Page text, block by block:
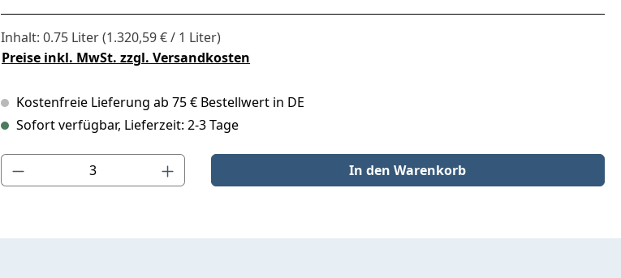
Inhalt: 0.75 Liter(1.320,59 € / 1 Liter)
Preise inkl. MwSt. zzgl. Versandkosten
Kostenfreie Lieferung ab 75 € Bestellwert in DE
Sofort verfügbar, Lieferzeit: 2-3 Tage
Produkt Anzahl: Gib den gewünschten Wert ein oder benutze die Schaltflächen um die Anzahl zu erhöhen oder zu
In den Warenkorb